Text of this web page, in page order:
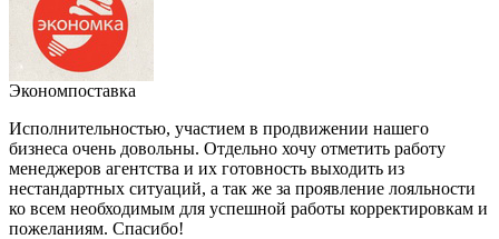
Экономпоставка
Исполнительностью, участием в продвижении нашего
бизнеса очень довольны. Отдельно хочу отметить работу
менеджеров агентства и их готовность выходить из
нестандартных ситуаций, а так же за проявление лояльности
ко всем необходимым для успешной работы корректировкам и
пожеланиям. Спасибо!